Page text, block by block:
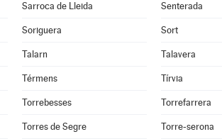
Sarroca de Lleida Senterada
Soriguera Sort
Talarn Talavera
Térmens Tírvia
Torrebesses Torrefarrera
Torres de Segre Torre-serona